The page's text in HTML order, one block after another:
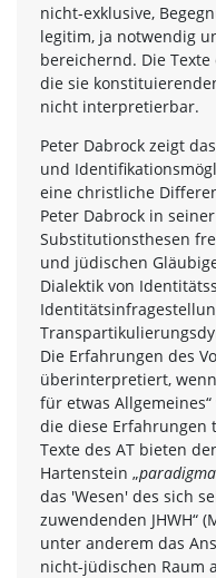
nicht-exklusive,
legitim, ja notwendig
bereichernd. Die
die sie
nicht interpretierbar.
Peter Dabrock zeigt
und
eine christliche
Peter Dabrock in
Substitutionsthesen
und jüdischen
Dialektik von
Die Erfahrungen des
überinterpretiert,
für etwas
die diese Erfahrungen
Texte des AT bieten
Hartenstein „
das 'Wesen' des sich
zuwendenden JHWH“
unter anderem das
nicht-jüdischen Raum